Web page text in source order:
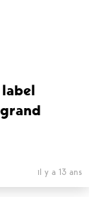
il y a 13 ans